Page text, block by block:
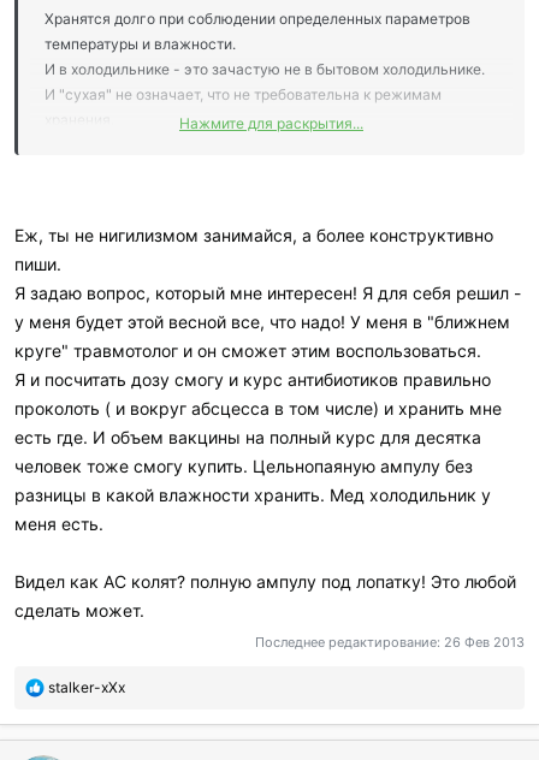
Хранятся долго при соблюдении определенных параметров
температуры и влажности.
И в холодильнике - это зачастую не в бытовом холодильнике.
И "сухая" не означает, что не требовательна к режимам
Это не к доку, а к своему врачу. Проверят ваши личные ракции
на препарат и посоветуют оптимальный вариант.
А принимать таблетки/вакцины по советам с форума... это
точно форум выживальщиков?
полная херня.
Например, у меня нет аллергии на желток, но
противоэнцефалитную вакцину мне делать очень сильно не
рекомендовали.
Нажмите для раскрытия...
Еж, ты не нигилизмом занимайся, а более конструктивно
пиши.
Я задаю вопрос, который мне интересен! Я для себя решил -
у меня будет этой весной все, что надо! У меня в "ближнем
круге" травмотолог и он сможет этим воспользоваться.
Я и посчитать дозу смогу и курс антибиотиков правильно
проколоть ( и вокруг абсцесса в том числе) и хранить мне
есть где. И объем вакцины на полный курс для десятка
человек тоже смогу купить. Цельнопаяную ампулу без
разницы в какой влажности хранить. Мед холодильник у
меня есть.
Видел как АС колят? полную ампулу под лопатку! Это любой
сделать может.
Последнее редактирование: 26 Фев 2013
П
б
stalker-xXx